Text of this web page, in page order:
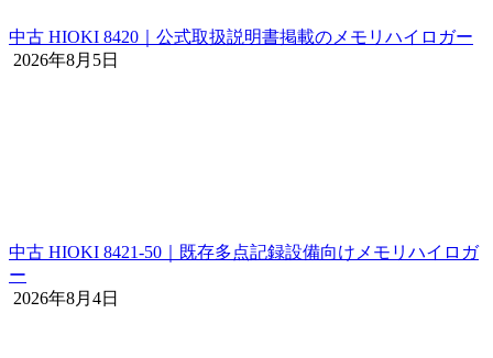
中古 HIOKI 8420｜公式取扱説明書掲載のメモリハイロガー
2026年8月5日
中古 HIOKI 8421-50｜既存多点記録設備向けメモリハイロガ
ー
2026年8月4日